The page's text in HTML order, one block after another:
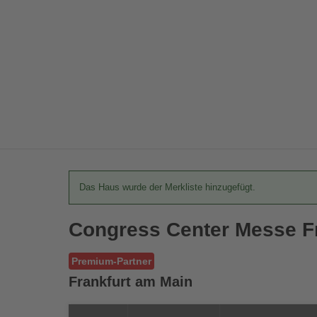
Das Haus wurde der Merkliste hinzugefügt.
Congress Center Messe
Premium-Partner
Frankfurt am Main